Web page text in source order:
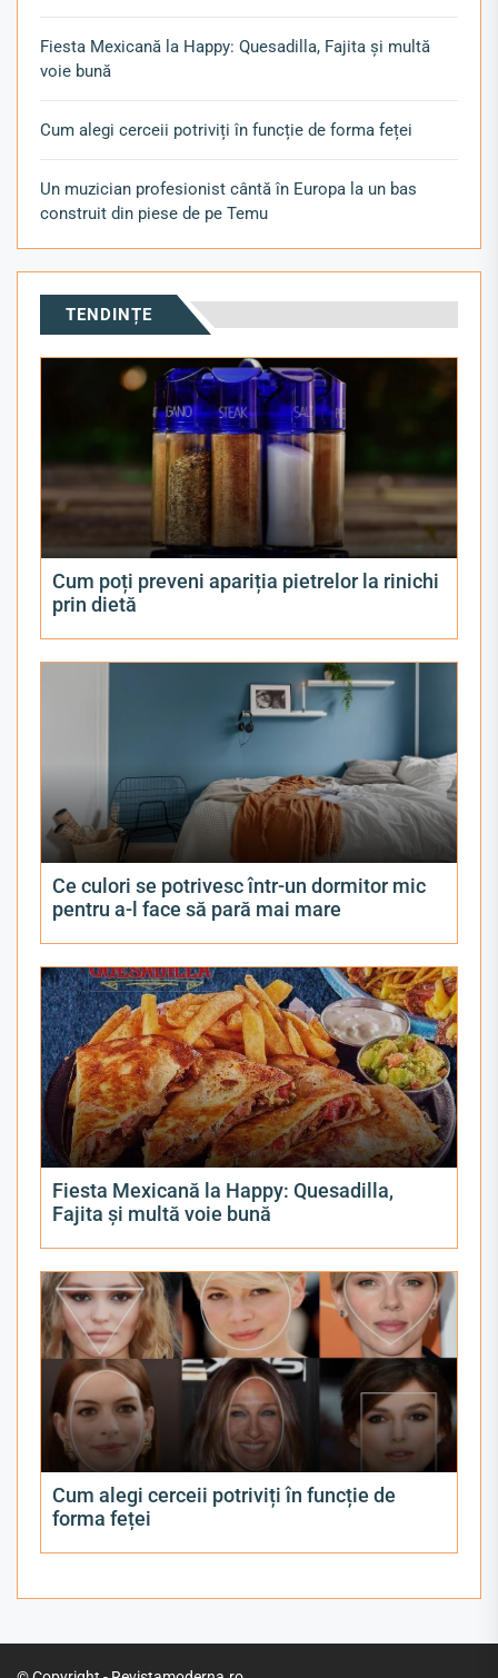
Fiesta Mexicană la Happy: Quesadilla, Fajita și multă
voie bună
Cum alegi cerceii potriviți în funcție de forma feței
Un muzician profesionist cântă în Europa la un bas
construit din piese de pe Temu
TENDINȚE
Cum poți preveni apariția pietrelor la rinichi
prin dietă
Ce culori se potrivesc într-un dormitor mic
pentru a-l face să pară mai mare
Fiesta Mexicană la Happy: Quesadilla,
Fajita și multă voie bună
Cum alegi cerceii potriviți în funcție de
forma feței